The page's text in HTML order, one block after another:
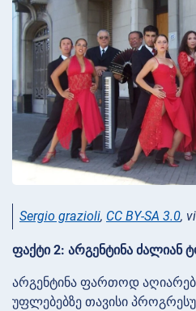
Sergio grazioli, CC BY-SA 3.0,
ფაქტი 2: არგენტინა ძალიან
არგენტინა ფართოდ
უფლებებზე თავისი